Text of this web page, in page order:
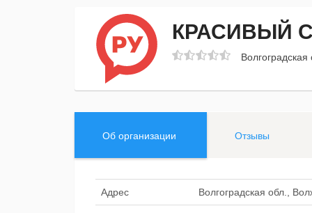
КРАСИВЫЙ
Об организации Отзывы
Адрес Волгоградская обл.,